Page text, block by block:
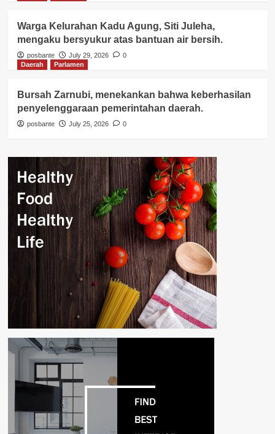
Warga Kelurahan Kadu Agung, Siti Juleha,
mengaku bersyukur atas bantuan air bersih.
posbante July 29, 2026
0
Daerah
Parlamen
Bursah Zarnubi, menekankan bahwa keberhasilan
penyelenggaraan pemerintahan daerah.
posbante July 25, 2026 0